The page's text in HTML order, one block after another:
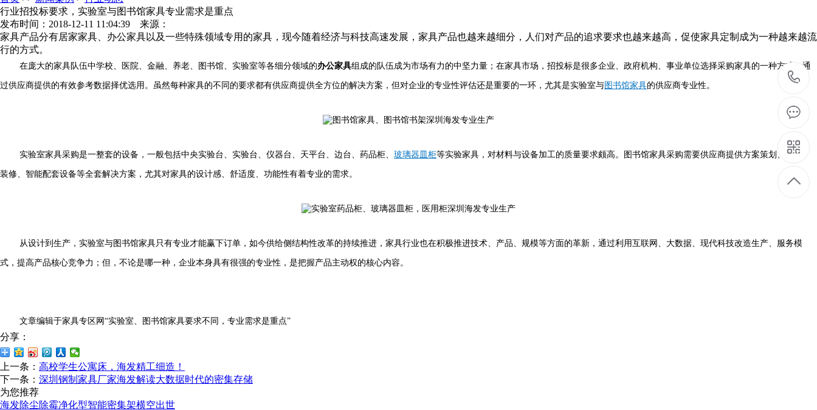
行业招投标要求，​实验室与图书馆家具专业需求是重点
发布时间：2018-12-11 11:04:39 来源：
家具产品分有居家家具、办公家具以及一些特殊领域专用的家具，现今随着经济与科技高速发展，家具产品也越来越细分，人们对产品的追求要求也越来越高，促使家具定制成为一种越来越流
行的方式。
在庞大的家具队伍中学校、医院、金融、养老、图书馆、实验室等各细分领域的办公家具组成的队伍成为市场有力的中坚力量；在家具市场，招投标是很多企业、政府机构、事业单位选择采购家具的一种方式，通
过供应商提供的有效参考数据择优选用。虽然每种家具的不同的要求都有供应商提供全方位的解决方案，但对企业的专业性评估还是重要的一环，尤其是实验室与图书馆家具的供应商专业性。
实验室家具采购是一整套的设备，一般包括中央实验台、实验台、仪器台、天平台、边台、药品柜、 玻璃器皿柜等实验家具，对材料与设备加工的质量要求颇高。图书馆家具采购需要供应商提供方案策划、设计、
装修、智能配套设备等全套解决方案，尤其对家具的设计感、舒适度、功能性有着专业的需求。
从设计到生产，实验室与图书馆家具只有专业才能赢下订单，如今供给侧结构性改革的持续推进，家具行业也在积极推进技术、产品、规模等方面的革新，通过利用互联网、大数据、现代科技改造生产、服务模
式，提高产品核心竞争力；但，不论是哪一种，企业本身具有很强的专业性，是把握产品主动权的核心内容。
文章编辑于家具专区网“实验室、图书馆家具要求不同，专业需求是重点”
分享：
上一条： 高校学生公寓床，海发精工细造！
下一条： 深圳钢制家具厂家海发解读大数据时代的密集存储
为您推荐
海发除尘除霉净化型智能密集架横空出世